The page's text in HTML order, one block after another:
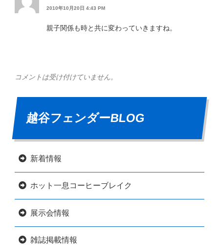
2010年10月20日 4:43 PM
親子関係も時と共に変わっていきますね。
コメントは受け付けていません。
越谷フェンダーBLOG
新着情報
ホット一息コーヒーブレイク
展示会情報
雑誌掲載情報